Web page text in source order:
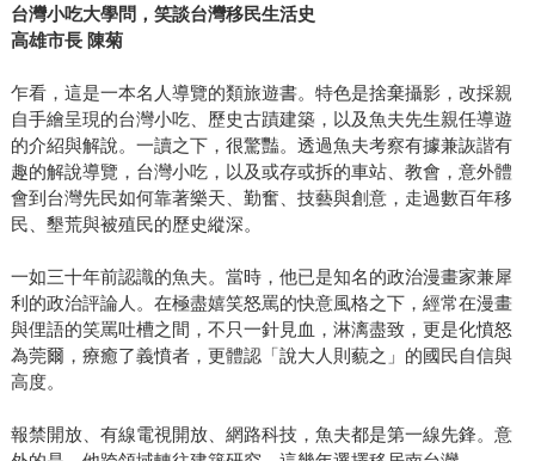
台灣小吃大學問，笑談台灣移民生活史
高雄市長 陳菊
乍看，這是一本名人導覽的類旅遊書。特色是捨棄攝影，改採親
自手繪呈現的台灣小吃、歷史古蹟建築，以及魚夫先生親任導遊
的介紹與解說。一讀之下，很驚豔。透過魚夫考察有據兼詼諧有
趣的解說導覽，台灣小吃，以及或存或拆的車站、教會，意外體
會到台灣先民如何靠著樂天、勤奮、技藝與創意，走過數百年移
民、墾荒與被殖民的歷史縱深。
一如三十年前認識的魚夫。當時，他已是知名的政治漫畫家兼犀
利的政治評論人。在極盡嬉笑怒罵的快意風格之下，經常在漫畫
與俚語的笑罵吐槽之間，不只一針見血，淋漓盡致，更是化憤怒
為莞爾，療癒了義憤者，更體認「說大人則藐之」的國民自信與
高度。
報禁開放、有線電視開放、網路科技，魚夫都是第一線先鋒。意